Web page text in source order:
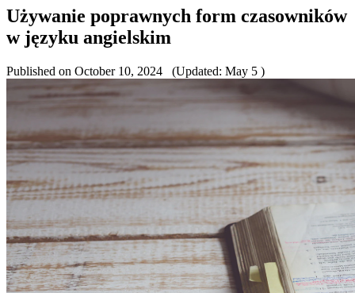
Używanie poprawnych form czasowników
w języku angielskim
Published on October 10, 2024 (Updated: May 5 )